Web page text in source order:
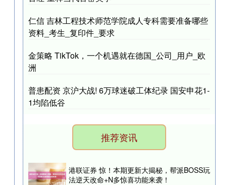
仁信 吉林工程技术师范学院成人专科需要准备哪些
资料_考生_复印件_要求
金策略 TikTok，一个机遇就在德国_公司_用户_欧
洲
普患配资 京沪大战! 6万球迷破工体纪录 国安申花1-
1均陷低谷
推荐资讯
港联证券 惊！本期更新大揭秘，帮派BOSS玩
法逆天改命+N多惊喜功能来袭！